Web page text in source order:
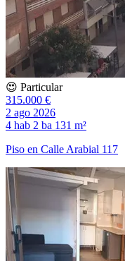
😍 Particular
315.000 €
2 ago 2026
4 hab 2 ba 131 m²
Piso en Calle Arabial 117